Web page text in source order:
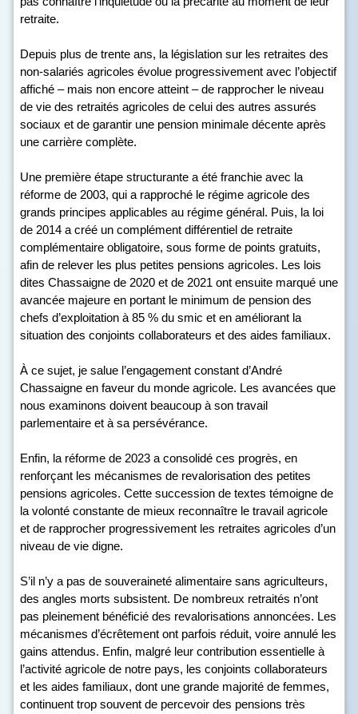
retraite.
Depuis plus de trente ans, la législation sur les retraites des
non-salariés agricoles évolue progressivement avec l’objectif
affiché – mais non encore atteint – de rapprocher le niveau
de vie des retraités agricoles de celui des autres assurés
sociaux et de garantir une pension minimale décente après
une carrière complète.
Une première étape structurante a été franchie avec la
réforme de 2003, qui a rapproché le régime agricole des
grands principes applicables au régime général. Puis, la loi
de 2014 a créé un complément différentiel de retraite
complémentaire obligatoire, sous forme de points gratuits,
afin de relever les plus petites pensions agricoles. Les lois
dites Chassaigne de 2020 et de 2021 ont ensuite marqué une
avancée majeure en portant le minimum de pension des
chefs d’exploitation à 85 % du smic et en améliorant la
situation des conjoints collaborateurs et des aides familiaux.
À ce sujet, je salue l’engagement constant d’André
Chassaigne en faveur du monde agricole. Les avancées que
nous examinons doivent beaucoup à son travail
parlementaire et à sa persévérance.
Enfin, la réforme de 2023 a consolidé ces progrès, en
renforçant les mécanismes de revalorisation des petites
pensions agricoles. Cette succession de textes témoigne de
la volonté constante de mieux reconnaître le travail agricole
et de rapprocher progressivement les retraites agricoles d’un
niveau de vie digne.
S’il n’y a pas de souveraineté alimentaire sans agriculteurs,
des angles morts subsistent. De nombreux retraités n’ont
pas pleinement bénéficié des revalorisations annoncées. Les
mécanismes d’écrêtement ont parfois réduit, voire annulé les
gains attendus. Enfin, malgré leur contribution essentielle à
l’activité agricole de notre pays, les conjoints collaborateurs
et les aides familiaux, dont une grande majorité de femmes,
continuent trop souvent de percevoir des pensions très